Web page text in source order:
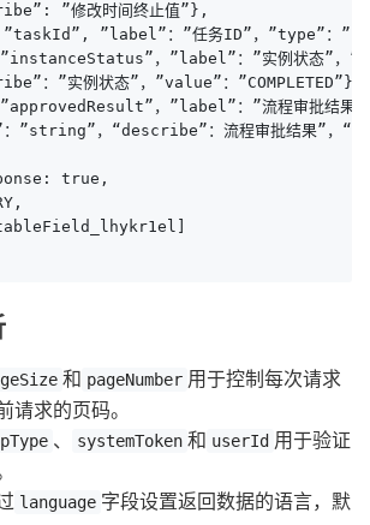
”修改时间终止值”},
”label”：”任务ID”，”type”：
，”label”：”实例状态”，
：”实例状态”，”value”：”COMPLETED”},
，”label”：”流程审批结果”
”string”，“describe”：流程审批结果”，
true,
和 pageNumber 用于控制每次请求
请求的页码。
、 systemToken 和 userId 用于验证
language 字段设置返回数据的语言，默